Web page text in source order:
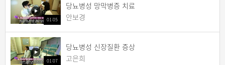
01:05
당뇨병성 망막병증 치료
안보경
01:07
당뇨병성 신장질환 증상
고은희